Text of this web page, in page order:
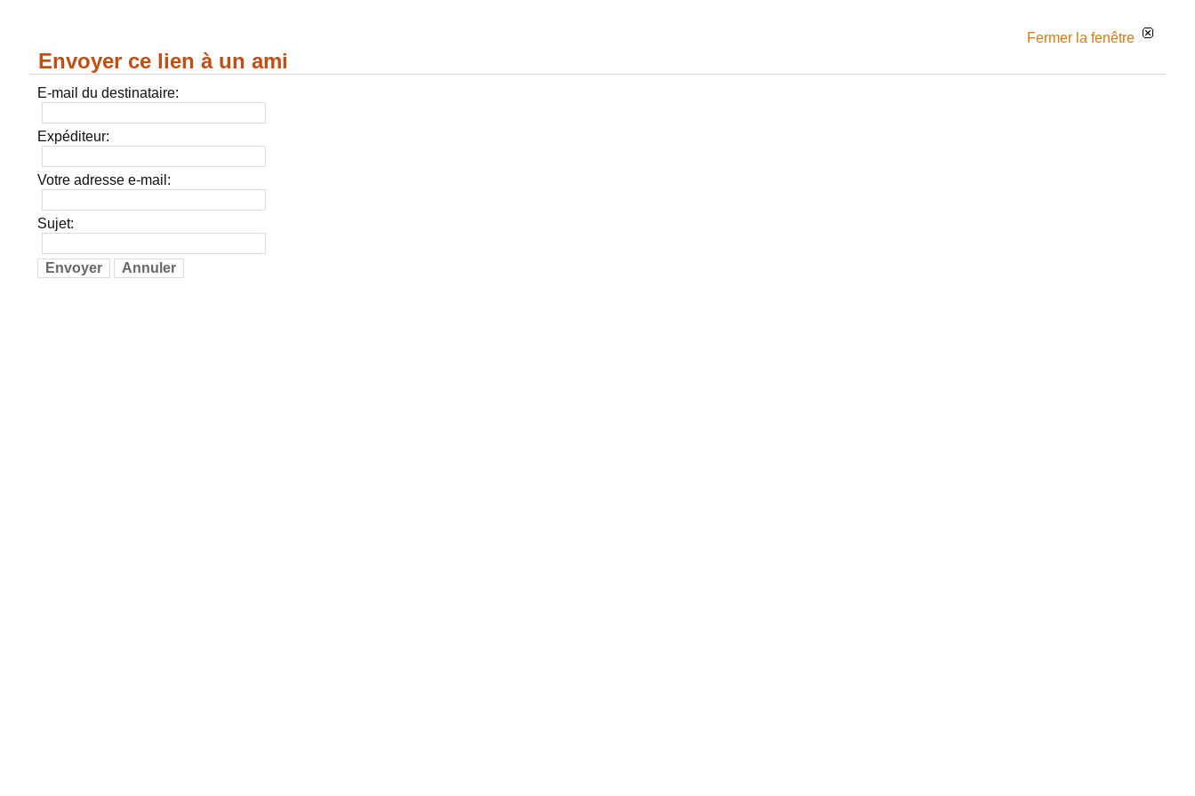
Fermer la fenêtre
Envoyer ce lien à un ami
E-mail du destinataire:
Expéditeur:
Votre adresse e-mail:
Sujet:
Envoyer Annuler